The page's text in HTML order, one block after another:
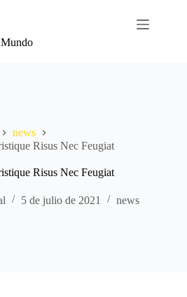
news
Risus Nec Feugiat
Risus Nec Feugiat
5 de julio de 2021 news